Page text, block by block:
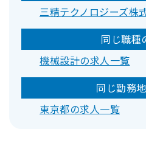
三精テクノロジーズ株
同じ職種
機械設計の求人一覧
同じ勤務
東京都の求人一覧